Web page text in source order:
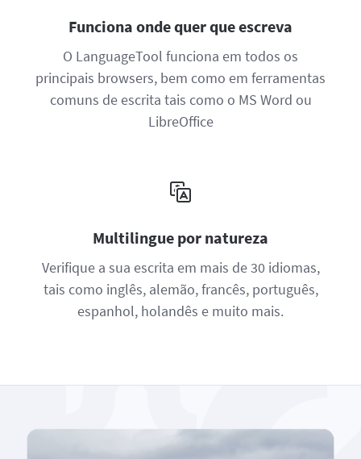
Funciona onde quer que escreva
O LanguageTool funciona em todos os
principais browsers, bem como em ferramentas
comuns de escrita tais como o MS Word ou
LibreOffice
Multilingue por natureza
Verifique a sua escrita em mais de 30 idiomas,
tais como inglês, alemão, francês, português,
espanhol, holandês e muito mais.